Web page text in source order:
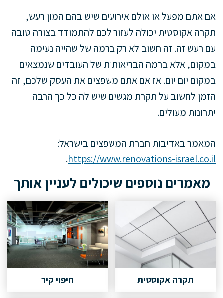
אם אתם מפעל או אולם אירועים שיש בהם המון רעש,
תקרה אקוסטית יכולה לעזור לכם להתמודד בצורה טובה
עם רעש זה. זה חשוב לא רק ברמה של שהייה נעימה
במקום, אלא ברמה הבריאותית של העובדים שנמצאים
במקום יום יום. אז אם אתם משפצים את העסק שלכם, זה
הזמן לחשוב על תקרת מגשים שיש לה כל כך הרבה
יתרונות מעולים.
המאמר באדיבות חברת המשפצים בישראל:
https://www.renovations-israel.co.il
.
מאמרים נוספים שיכולים לעניין אותך
תקרה אקוסטית חיפוי קיר